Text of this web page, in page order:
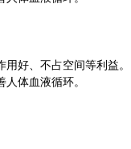
好、不占空间等利益。
体血液循环。